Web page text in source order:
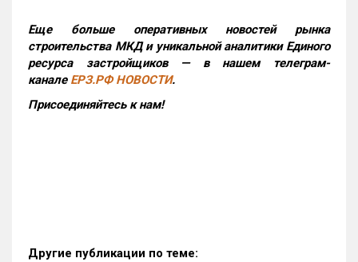
Еще больше оперативных новостей рынка
строительства МКД и уникальной аналитики Единого
ресурса застройщиков — в нашем телеграм-
канале ЕРЗ.РФ НОВОСТИ.
Присоединяйтесь к нам!
Другие публикации по теме: